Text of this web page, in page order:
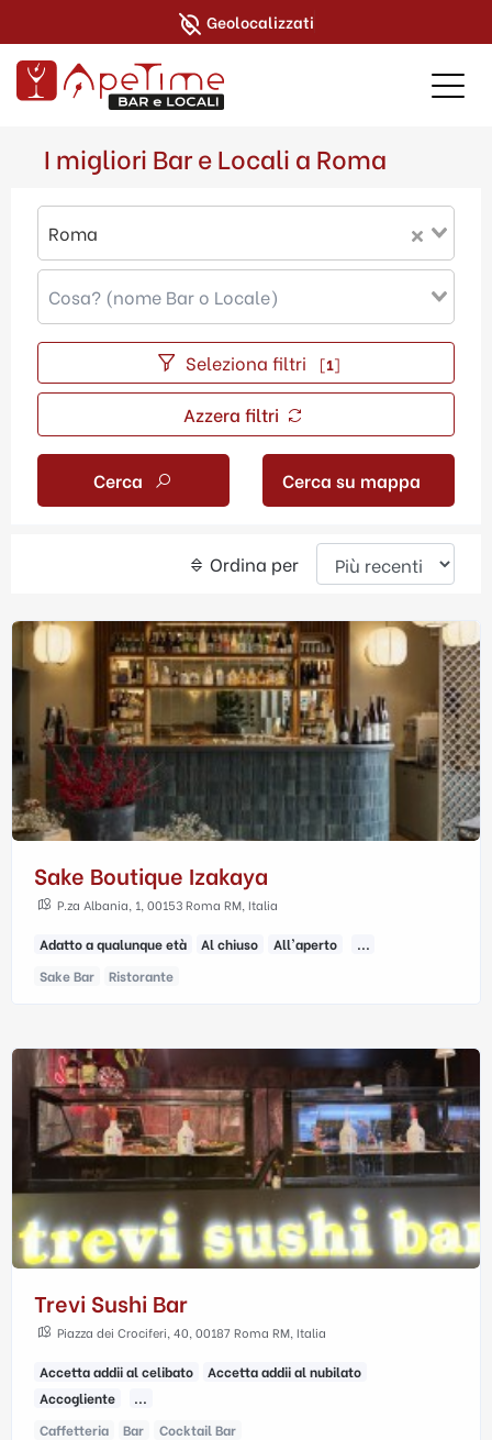
Geolocalizzati
I migliori Bar e Locali a Roma
Roma
Seleziona filtri [1]
Azzera filtri
Cerca Cerca su mappa
Ordina per
Sake Boutique Izakaya
P.za Albania, 1, 00153 Roma RM, Italia
Adatto a qualunque età Al chiuso All'aperto
...
Sake Bar
Ristorante
Trevi Sushi Bar
Piazza dei Crociferi, 40, 00187 Roma RM, Italia
Accetta addii al celibato
Accetta addii al nubilato
Accogliente
...
Caffetteria
Bar Cocktail Bar